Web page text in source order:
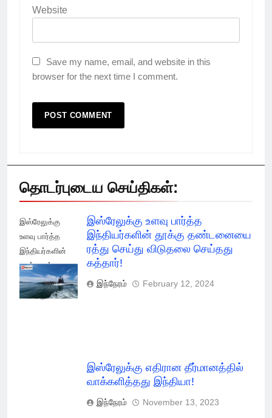
Website
Save my name, email, and website in this
browser for the next time I comment.
தொடர்புடைய செய்திகள்:
இஸ்ரேலுக்கு
உளவு பார்த்த
இந்தியர்களின்
தூக்கு ரத்து
செய்து விடுதலை
செய்தது கத்தார்!
இஸ்ரேலுக்கு உளவு பார்த்த
இந்தியர்களின் தூக்கு தண்டனையை
ரத்து செய்து விடுதலை செய்தது
கத்தார்!
இந்நேரம் February 12, 2024
இஸ்ரேலுக்கு எதிரான தீர்மானத்தில்
வாக்களித்தது இந்தியா!
இந்நேரம் November 13, 2023